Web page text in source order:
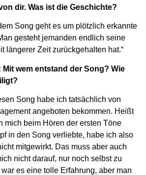
dir. Was ist die Geschichte?
Song geht es um plötzlich erkannte
gesteht jemanden endlich seine
längerer Zeit zurückgehalten hat.“
wem entstand der Song? Wie
Song habe ich tatsächlich von
angeboten bekommen. Heißt
mich beim Hören der ersten Töne
in den Song verliebte, habe ich also
mitgewirkt. Das muss aber auch
nicht darauf, nur noch selbst zu
es eine tolle Erfahrung, aber man